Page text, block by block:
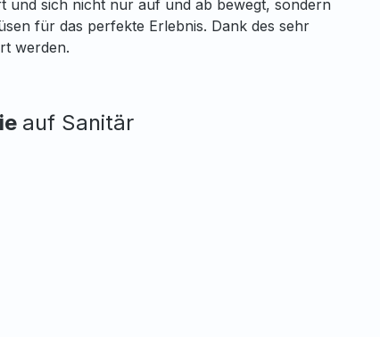
und sich nicht nur auf und ab bewegt, sondern
für das perfekte Erlebnis. Dank des sehr
werden.
auf Sanitär